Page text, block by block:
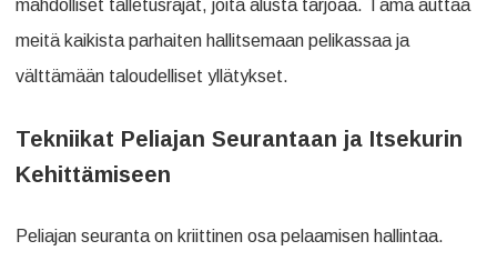
mahdolliset talletusrajat, joita alusta tarjoaa. Tämä auttaa
meitä kaikista parhaiten hallitsemaan pelikassaa ja
välttämään taloudelliset yllätykset.
Tekniikat Peliajan Seurantaan ja Itsekurin
Kehittämiseen
Peliajan seuranta on kriittinen osa pelaamisen hallintaa.